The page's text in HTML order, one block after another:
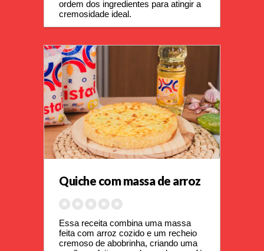
ordem dos ingredientes para atingir a
cremosidade ideal.
Quiche com massa de arroz
Essa receita combina uma massa
feita com arroz cozido e um recheio
cremoso de abobrinha, criando uma